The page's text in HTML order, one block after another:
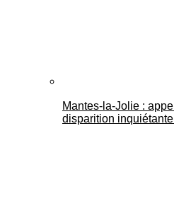
Mantes-la-Jolie :
disparition